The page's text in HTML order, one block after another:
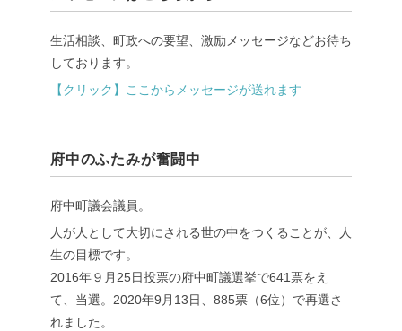
生活相談、町政への要望、激励メッセージなどお待ち
しております。
【クリック】ここからメッセージが送れます
府中のふたみが奮闘中
府中町議会議員。
人が人として大切にされる世の中をつくることが、人
生の目標です。
2016年９月25日投票の府中町議選挙で641票をえ
て、当選。2020年9月13日、885票（6位）で再選さ
れました。